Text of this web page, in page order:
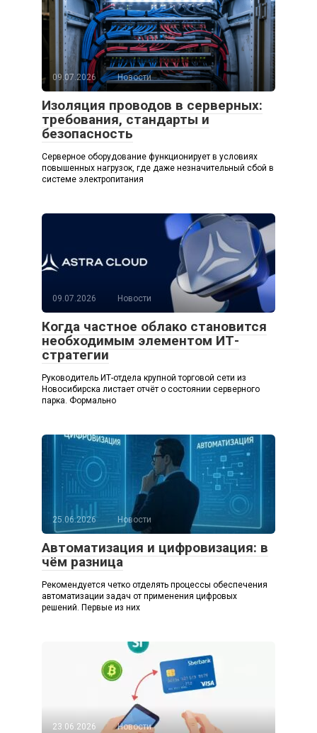
09.07.2026 Новости
Изоляция проводов в серверных:
требования, стандарты и
безопасность
Серверное оборудование функционирует в условиях
повышенных нагрузок, где даже незначительный сбой в
системе электропитания
09.07.2026 Новости
Когда частное облако становится
необходимым элементом ИТ-
стратегии
Руководитель ИТ-отдела крупной торговой сети из
Новосибирска листает отчёт о состоянии серверного
парка. Формально
25.06.2026 Новости
Автоматизация и цифровизация: в
чём разница
Рекомендуется четко отделять процессы обеспечения
автоматизации задач от применения цифровых
решений. Первые из них
23.06.2026 Новости